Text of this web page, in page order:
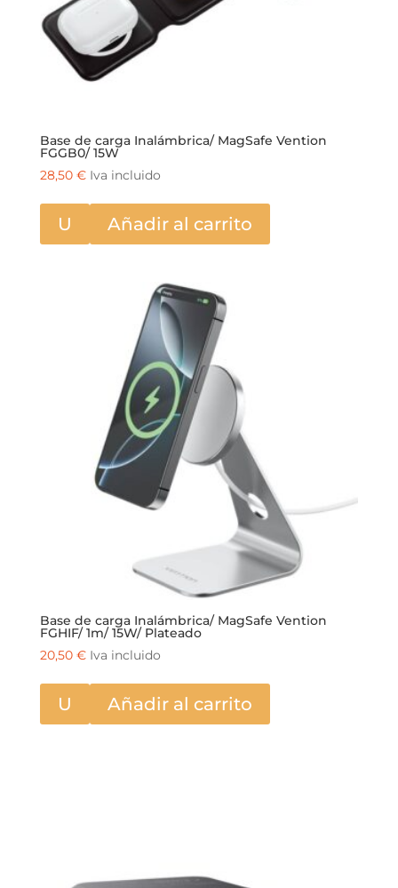
Base de carga Inalámbrica/ MagSafe Vention
FGGB0/ 15W
28,50 € Iva incluido
U Añadir al carrito
Base de carga Inalámbrica/ MagSafe Vention
FGHIF/ 1m/ 15W/ Plateado
20,50 € Iva incluido
U Añadir al carrito